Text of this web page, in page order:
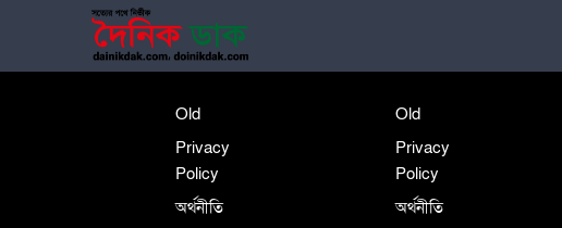
Old
Privacy
Policy
অর্থনীতি
Old
Privacy
Policy
অর্থনীতি